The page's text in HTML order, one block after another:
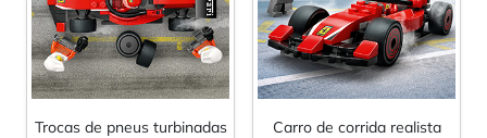
Trocas de pneus turbinadas Carro de corrida realista